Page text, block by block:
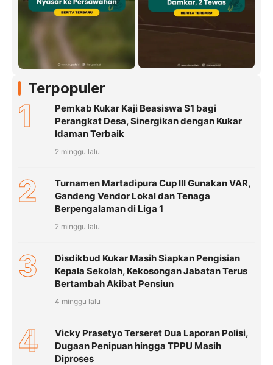
Terpopuler
1
Pemkab Kukar Kaji Beasiswa S1 bagi
Perangkat Desa, Sinergikan dengan Kukar
Idaman Terbaik
2 minggu lalu
2
Turnamen Martadipura Cup III Gunakan VAR,
Gandeng Vendor Lokal dan Tenaga
Berpengalaman di Liga 1
2 minggu lalu
3
Disdikbud Kukar Masih Siapkan Pengisian
Kepala Sekolah, Kekosongan Jabatan Terus
Bertambah Akibat Pensiun
4 minggu lalu
4
Vicky Prasetyo Terseret Dua Laporan Polisi,
Dugaan Penipuan hingga TPPU Masih
Diproses